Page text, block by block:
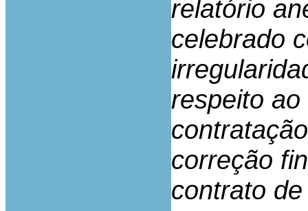
relatório
celebrado
respeito
correção
contrato